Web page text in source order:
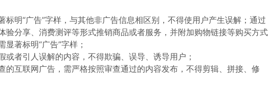
标明“广告”字样，与其他非广告信息相区别，不得使用户产生误解；通过
验分享、消费测评等形式推销商品或者服务，并附加购物链接等购买方式
显著标明“广告”字样；
或者引人误解的内容，不得欺骗、误导、诱导用户；
的互联网广告，需严格按照审查通过的内容发布，不得剪辑、拼接、修